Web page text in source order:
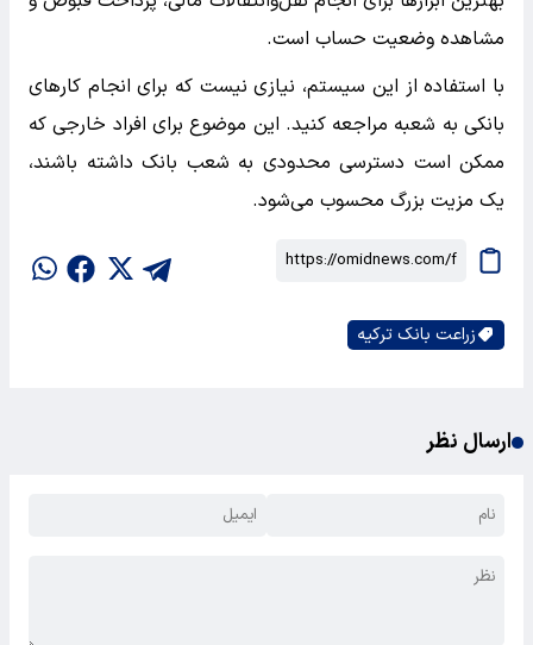
مشاهده وضعیت حساب است.
با استفاده از این سیستم، نیازی نیست که برای انجام کارهای
بانکی به شعبه مراجعه کنید. این موضوع برای افراد خارجی که
ممکن است دسترسی محدودی به شعب بانک داشته باشند،
یک مزیت بزرگ محسوب می‌شود.
زراعت بانک ترکیه
ارسال نظر